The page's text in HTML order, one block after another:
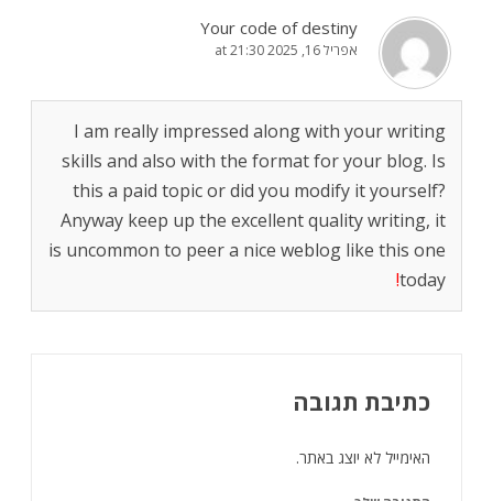
Your code of destiny
אפריל 16, 2025 at 21:30
I am really impressed along with your writing
skills and also with the format for your blog. Is
this a paid topic or did you modify it yourself?
Anyway keep up the excellent quality writing, it
is uncommon to peer a nice weblog like this one
today
!
כתיבת תגובה
האימייל לא יוצג באתר.